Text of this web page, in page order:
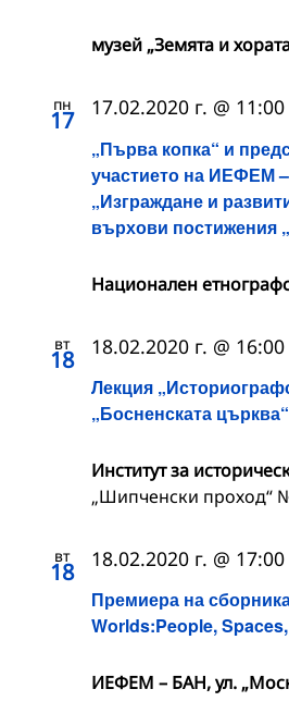
музей „Земята и
пн
17
„Първа копка“ и
участието на ИЕФЕМ
„Изграждане и
върхови постижения
17.02.2020 г. @ 11:00
Национален
вт
18
Лекция
„Босненската църква“
18.02.2020 г. @ 16:00
Институт за
„Шипченски проход“
вт
18
Премиера на
Worlds:People,
18.02.2020 г. @ 17:00
ИЕФЕМ – БАН, ул.